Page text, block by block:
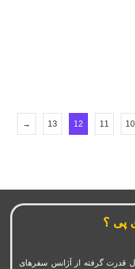
10
11
12
13
→
پی ؟
قدرت گرفته از آژانس سفرهای